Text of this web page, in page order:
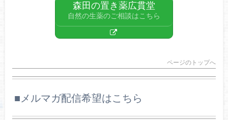
森田の置き薬広貫堂
自然の生薬のご相談はこちら
ページのトップへ
■メルマガ配信希望はこちら